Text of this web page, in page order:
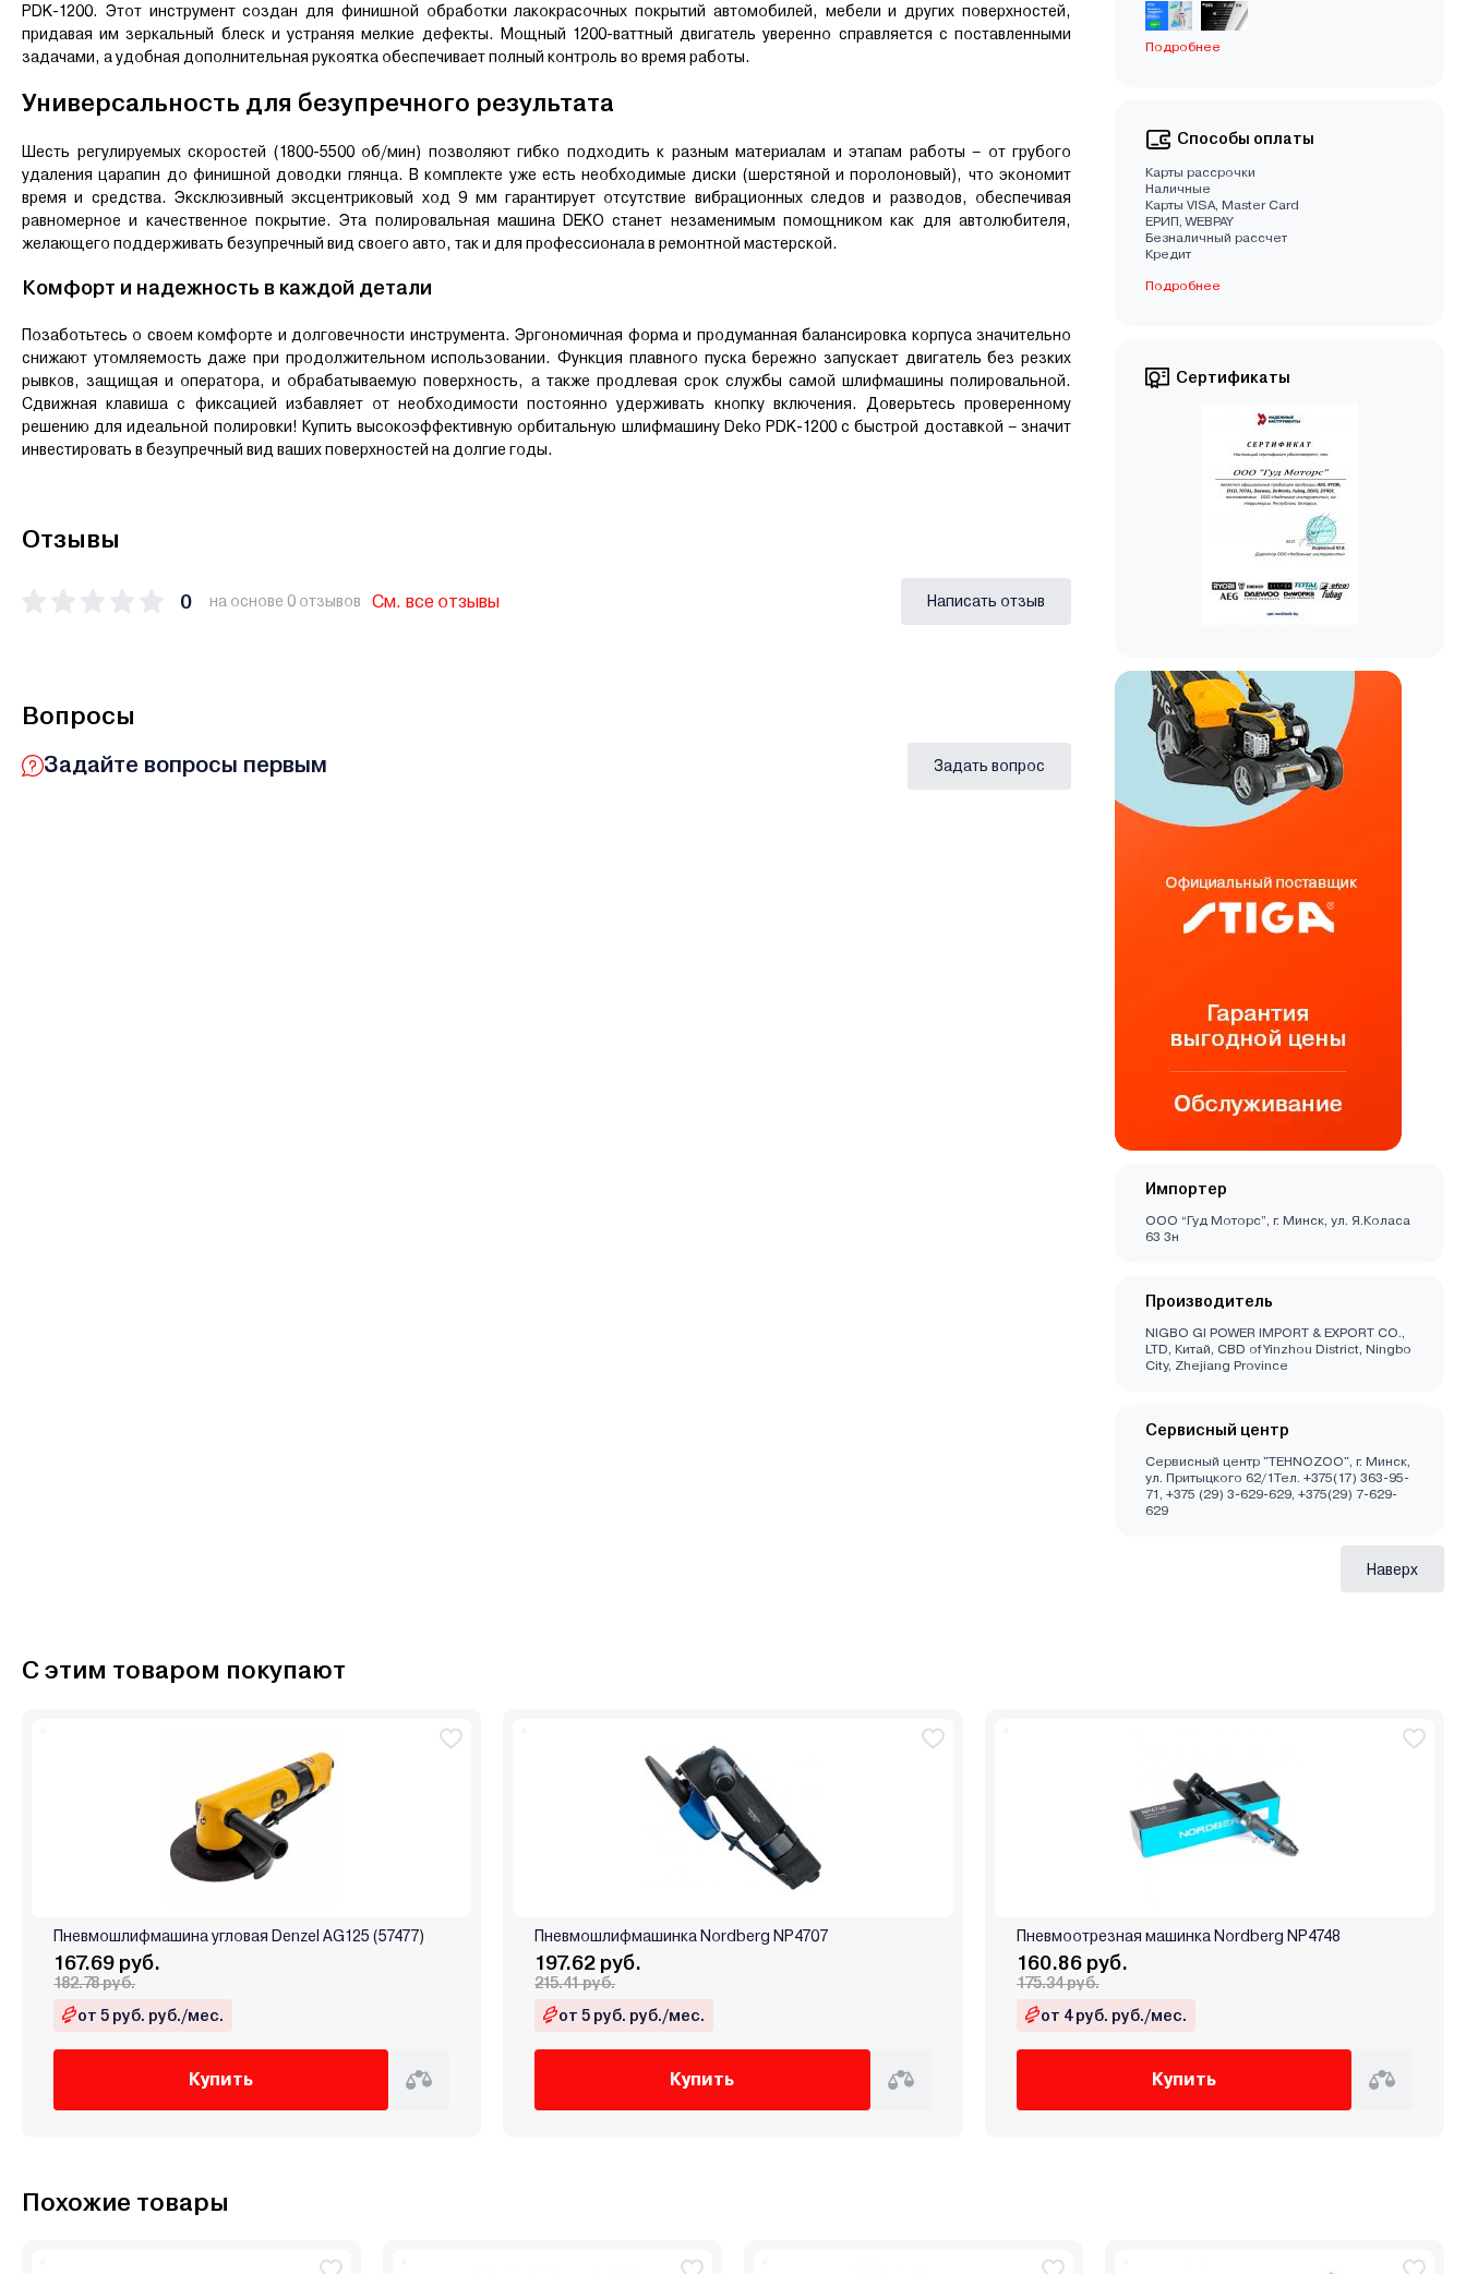
PDK-1200. Этот инструмент создан для финишной обработки лакокрасочных покрытий автомобилей, мебели и других поверхностей,
придавая им зеркальный блеск и устраняя мелкие дефекты. Мощный 1200-ваттный двигатель уверенно справляется с поставленными
задачами, а удобная дополнительная рукоятка обеспечивает полный контроль во время работы.
Универсальность для безупречного результата
Шесть регулируемых скоростей (1800-5500 об/мин) позволяют гибко подходить к разным материалам и этапам работы – от грубого
удаления царапин до финишной доводки глянца. В комплекте уже есть необходимые диски (шерстяной и поролоновый), что экономит
время и средства. Эксклюзивный эксцентриковый ход 9 мм гарантирует отсутствие вибрационных следов и разводов, обеспечивая
равномерное и качественное покрытие. Эта полировальная машина DEKO станет незаменимым помощником как для автолюбителя,
желающего поддерживать безупречный вид своего авто, так и для профессионала в ремонтной мастерской.
Комфорт и надежность в каждой детали
Позаботьтесь о своем комфорте и долговечности инструмента. Эргономичная форма и продуманная балансировка корпуса значительно
снижают утомляемость даже при продолжительном использовании. Функция плавного пуска бережно запускает двигатель без резких
рывков, защищая и оператора, и обрабатываемую поверхность, а также продлевая срок службы самой шлифмашины полировальной.
Сдвижная клавиша с фиксацией избавляет от необходимости постоянно удерживать кнопку включения. Доверьтесь проверенному
решению для идеальной полировки! Купить высокоэффективную орбитальную шлифмашину Deko PDK-1200 с быстрой доставкой – значит
инвестировать в безупречный вид ваших поверхностей на долгие годы.
Отзывы
0 на основе 0 отзывов См. все отзывы Написать отзыв
Вопросы
Задайте вопросы первым Задать вопрос
Подробнее
Способы оплаты
Карты рассрочки
Наличные
Карты VISA, Master Card
EРИП, WEBPAY
Безналичный рассчет
Кредит
Подробнее
Сертификаты
Импортер
ООО “Гуд Моторс”, г. Минск, ул. Я.Коласа
63 3н
Производитель
NIGBO GI POWER IMPORT & EXPORT CO.,
LTD, Китай, CBD of Yinzhou District, Ningbo
City, Zhejiang Province
Сервисный центр
Сервисный центр "TEHNOZOO", г. Минск,
ул. Притыцкого 62/1Тел. +375(17) 363-95-
71, +375 (29) 3-629-629, +375(29) 7-629-
629
Наверх
С этим товаром покупают
Пневмошлифмашина угловая Denzel AG125 (57477)
167.69 руб.
182.78 руб.
от 5 руб. руб./мес.
Купить
Пневмошлифмашинка Nordberg NP4707
197.62 руб.
215.41 руб.
от 5 руб. руб./мес.
Купить
Пневмоотрезная машинка Nordberg NP4748
160.86 руб.
175.34 руб.
от 4 руб. руб./мес.
Купить
Похожие товары